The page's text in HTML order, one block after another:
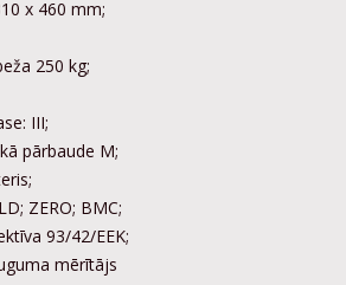
x 460 mm;
250 kg;
III;
pārbaude M;
ZERO; BMC;
93/42/EEK;
mērītājs